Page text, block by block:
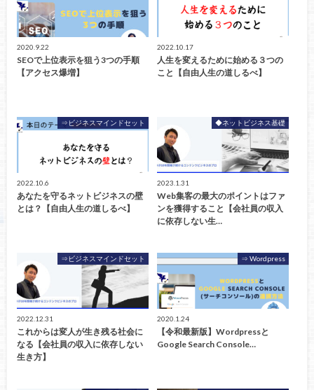
2020.9.22
SEOで上位表示を狙う3つの手順
【アクセス爆増】
2022.10.17
人生を変えるために始める３つの
こと【自由人生の道しるべ】
⇒ビジネスマインドセット
2022.10.6
あなたを守るネットビジネスの壁
とは？【自由人生の道しるべ】
◆ネットビジネス基礎
2023.1.31
Web集客の最大のポイントはファ
ンを獲得すること【会社員の収入
に依存しない生…
⇒ビジネスマインドセット
2022.12.31
これからは変人が生き残る社会に
なる【会社員の収入に依存しない
生き方】
⇒ Wordpress
2020.1.24
【令和最新版】Wordpressと
Google Search Console…